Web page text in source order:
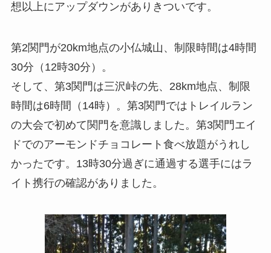
想以上にアップダウンがありきついです。
第2関門が20km地点の小仏城山、制限時間は4時間
30分（12時30分）。
そして、第3関門は三沢峠の先、28km地点、制限
時間は6時間（14時）。第3関門ではトレイルラン
の大会で初めて関門を意識しました。第3関門エイ
ドでのアーモンドチョコレート食べ放題がうれし
かったです。13時30分過ぎに通過する選手にはラ
イト携行の確認がありました。